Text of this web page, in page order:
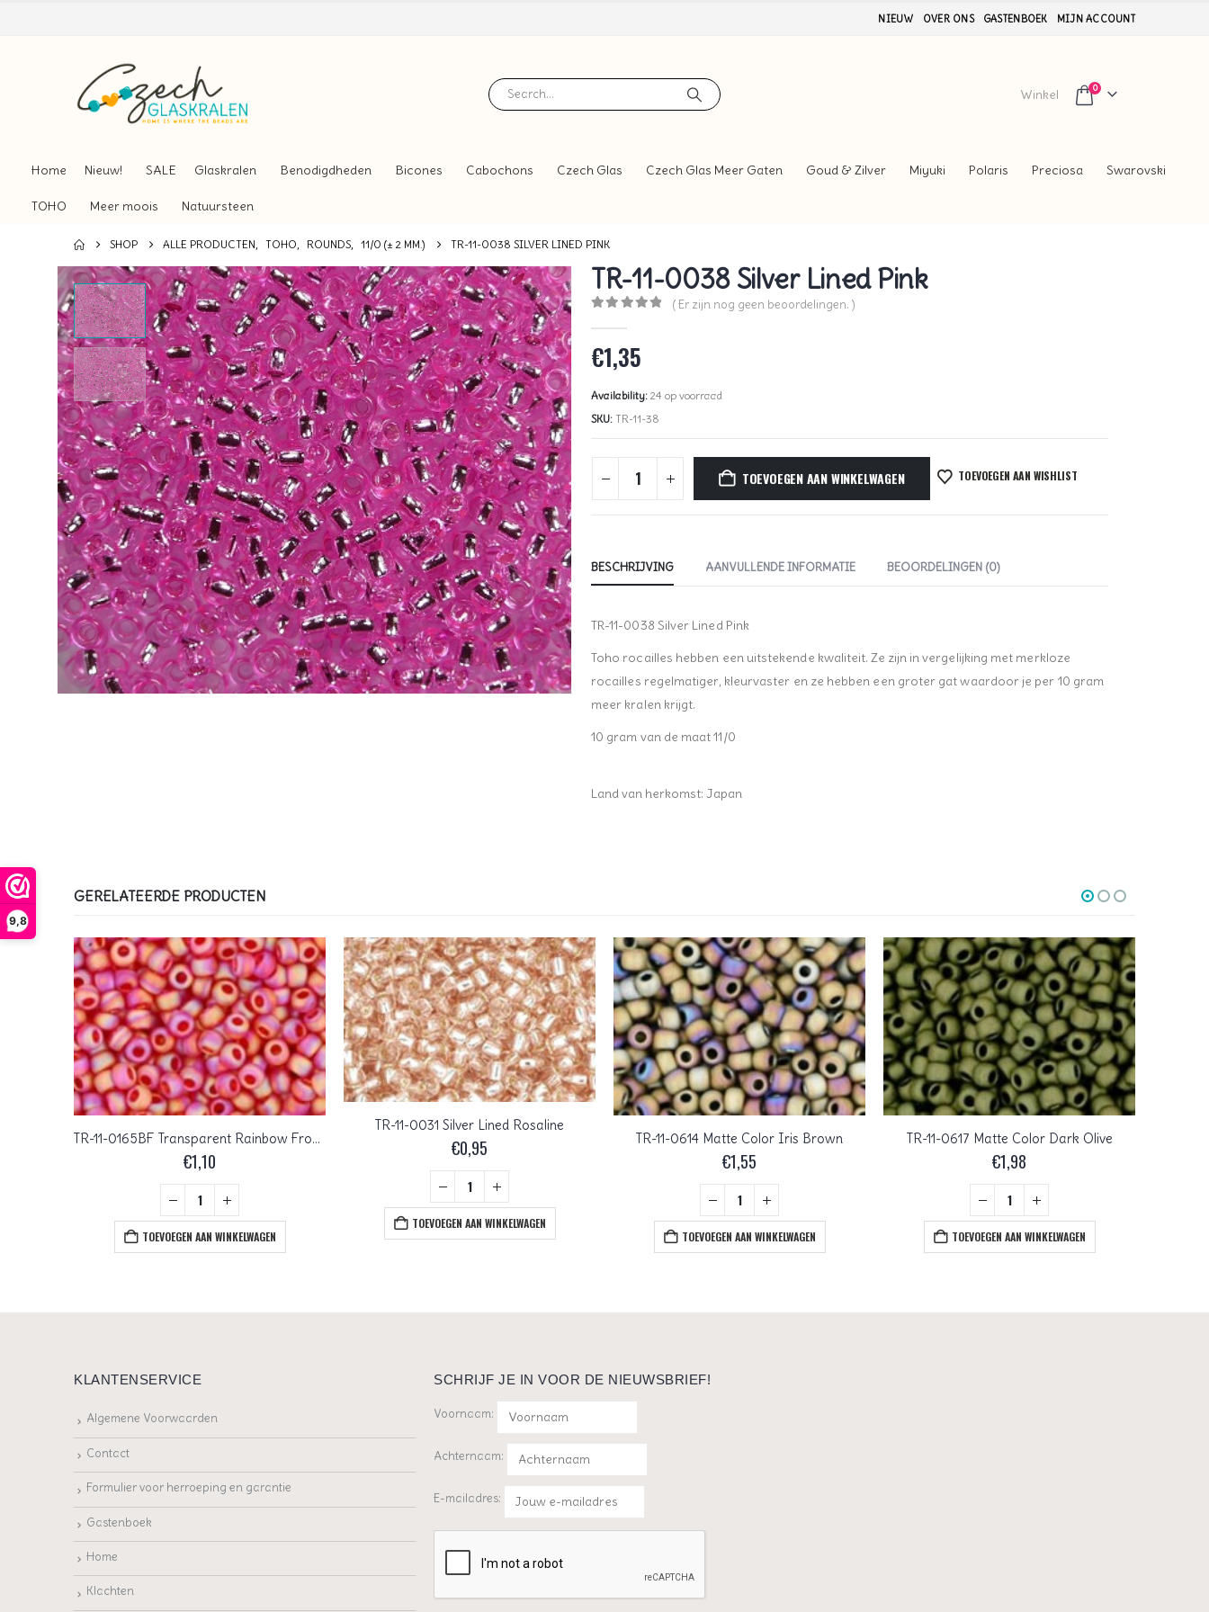
9,8
NIEUW OVER ONS GASTENBOEK MIJN ACCOUNT
Winkel 0
Home Nieuw! SALE Glaskralen Benodigdheden Bicones Cabochons Czech Glas Czech Glas Meer Gaten Goud & Zilver Miyuki Polaris Preciosa Swarovski
TOHO Meer moois Natuursteen
SHOP ALLE PRODUCTEN, TOHO, ROUNDS, 11/0 (± 2 MM.) TR-11-0038 SILVER LINED PINK
TR-11-0038 Silver Lined Pink
( Er zijn nog geen beoordelingen. )
€1,35
Availability: 24 op voorraad
SKU: TR-11-38
TOEVOEGEN AAN WINKELWAGEN TOEVOEGEN AAN WISHLIST
BESCHRIJVING AANVULLENDE INFORMATIE BEOORDELINGEN (0)
TR-11-0038 Silver Lined Pink
Toho rocailles hebben een uitstekende kwaliteit. Ze zijn in vergelijking met merkloze
rocailles regelmatiger, kleurvaster en ze hebben een groter gat waardoor je per 10 gram
meer kralen krijgt.
10 gram van de maat 11/0
Land van herkomst: Japan
GERELATEERDE PRODUCTEN
TR-11-0165BF Transparent Rainbow Frosted Siam Ruby
€1,10
TOEVOEGEN AAN WINKELWAGEN
TR-11-0031 Silver Lined Rosaline
€0,95
TOEVOEGEN AAN WINKELWAGEN
TR-11-0614 Matte Color Iris Brown
€1,55
TOEVOEGEN AAN WINKELWAGEN
TR-11-0617 Matte Color Dark Olive
€1,98
TOEVOEGEN AAN WINKELWAGEN
KLANTENSERVICE
Algemene Voorwaarden
Contact
Formulier voor herroeping en garantie
Gastenboek
Home
Klachten
SCHRIJF JE IN VOOR DE NIEUWSBRIEF!
Voornaam:
Achternaam:
E-mailadres: